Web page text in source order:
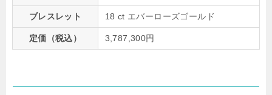
ブレスレット 18 ct エバーローズゴールド
定価（税込） 3,787,300円